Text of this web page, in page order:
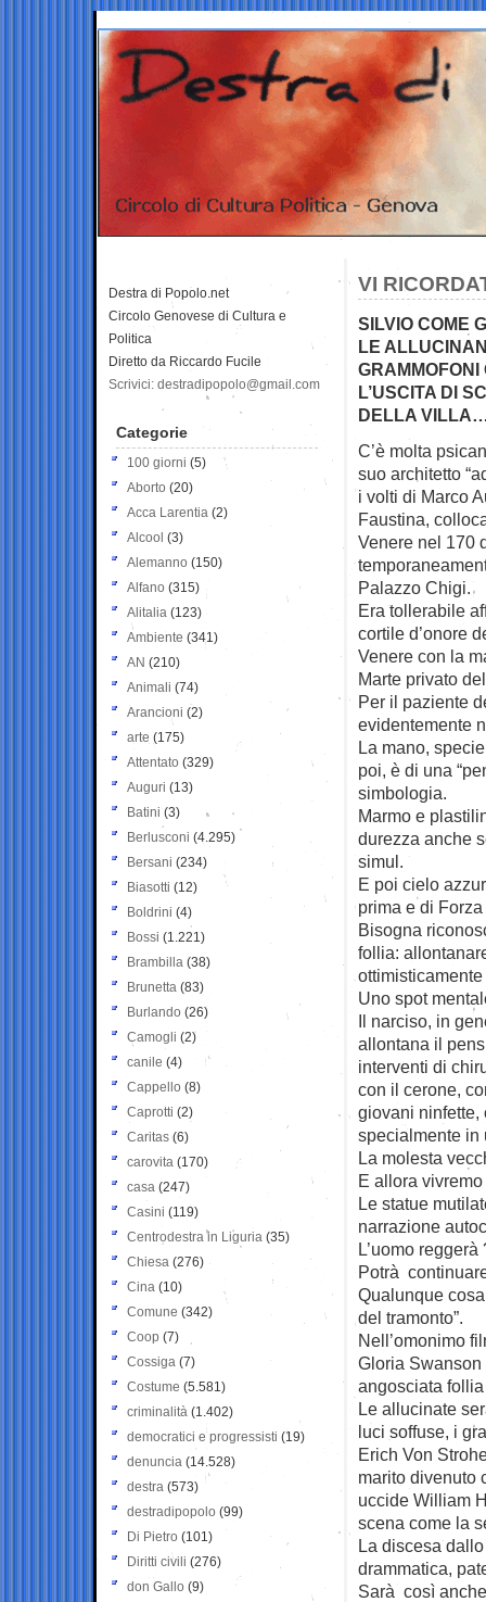
VI
SILVIO COME
LE
L’USCITA DI
DELLA
C’è molta
suo architetto
i volti di Marco
Faustina,
Venere nel 170
Palazzo Chigi.
Era tollerabile
cortile d’onore
Venere con la
Marte privato
Per il paziente
evidentemente
La mano,
poi, è di una
simbologia.
Marmo e
durezza anche
simul.
E poi cielo
prima e di
Bisogna
follia:
Uno spot
Il narciso, in
allontana il
interventi di
con il cerone,
giovani ninfette,
specialmente in
La molesta
E allora
Le statue
narrazione
L’uomo
Potrà
Qualunque
del tramonto”.
Nell’omonimo
Gloria
angosciata
Le allucinate
luci soffuse, i
Erich Von
marito divenuto
uccide William
scena come la
La discesa
drammatica,
Sarà così
Destra di Popolo.net
Circolo Genovese di Cultura e
Politica
Diretto da Riccardo Fucile
Scrivici: destradipopolo@gmail.com
Categorie
100 giorni (5)
Aborto (20)
Acca Larentia (2)
Alcool (3)
Alemanno (150)
Alfano (315)
Alitalia (123)
Ambiente (341)
AN (210)
Animali (74)
Arancioni (2)
arte (175)
Attentato (329)
Auguri (13)
Batini (3)
Berlusconi (4.295)
Bersani (234)
Biasotti (12)
Boldrini (4)
Bossi (1.221)
Brambilla (38)
Brunetta (83)
Burlando (26)
Camogli (2)
canile (4)
Cappello (8)
Caprotti (2)
Caritas (6)
carovita (170)
casa (247)
Casini (119)
Centrodestra in Liguria (35)
Chiesa (276)
Cina (10)
Comune (342)
Coop (7)
Cossiga (7)
Costume (5.581)
criminalità (1.402)
democratici e progressisti (19)
denuncia (14.528)
destra (573)
destradipopolo (99)
Di Pietro (101)
Diritti civili (276)
don Gallo (9)